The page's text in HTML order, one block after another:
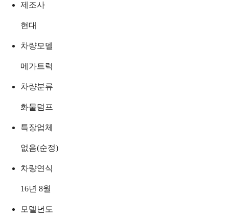
제조사
현대
차량모델
메가트럭
차량분류
화물덤프
특장업체
없음(순정)
차량연식
16년 8월
모델년도